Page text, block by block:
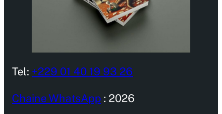
Tel: +229 01 40 19 93 26
Chaine WhatsApp : 2026